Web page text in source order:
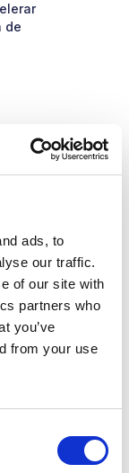
ads, to
our traffic.
of our site with
partners who
you’ve
from your use
de
de